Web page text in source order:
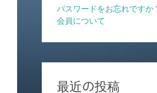
パスワードをお忘れですか
会員について
最近の投稿